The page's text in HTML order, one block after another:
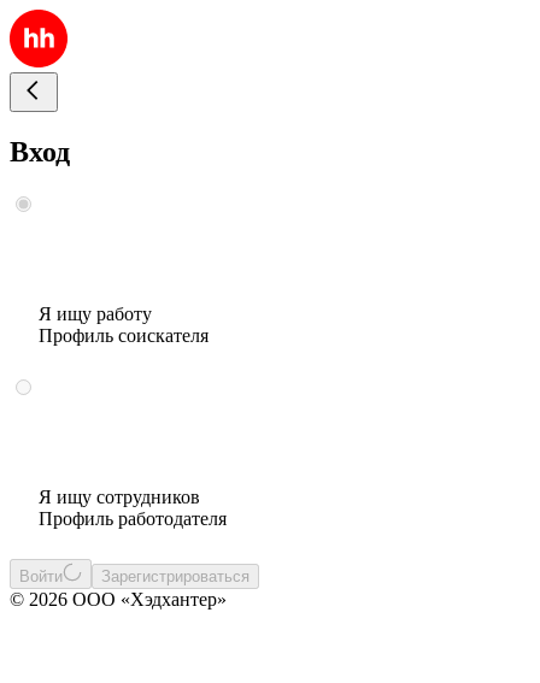
Вход
Я ищу работу
Профиль соискателя
Я ищу сотрудников
Профиль работодателя
Войти Зарегистрироваться
© 2026 ООО «Хэдхантер»